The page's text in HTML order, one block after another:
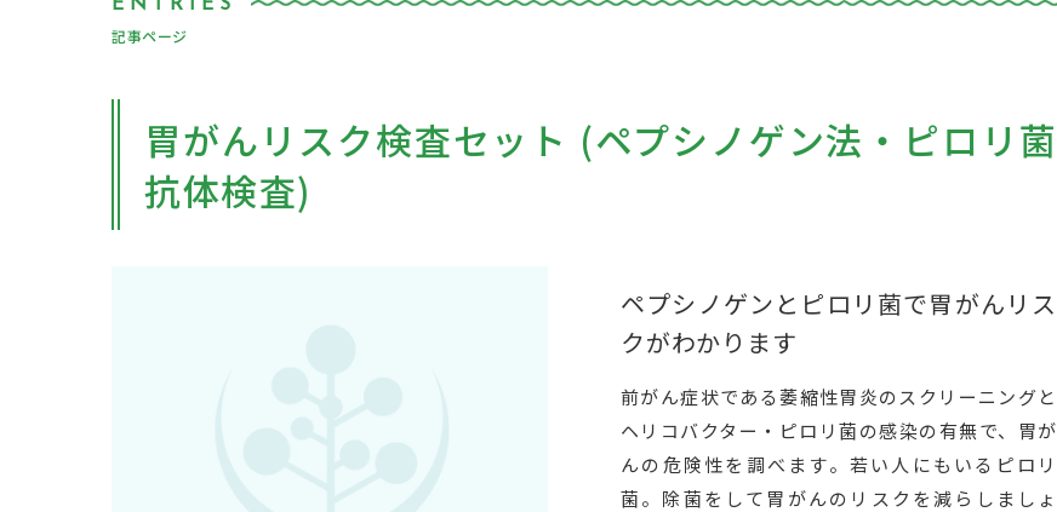
記事ページ
胃がんリスク検査セット (ペプシノゲン法・ピロリ菌
抗体検査)
ペプシノゲンとピロリ菌で胃がんリス
クがわかります
前がん症状である萎縮性胃炎のスクリーニングと
ヘリコバクター・ピロリ菌の感染の有無で、胃が
んの危険性を調べます。若い人にもいるピロリ
菌。除菌をして胃がんのリスクを減らしましょ